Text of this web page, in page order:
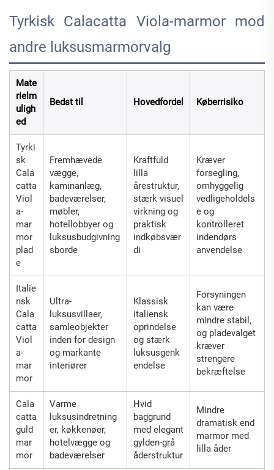
Tyrkisk Calacatta Viola-marmor mod
andre luksusmarmorvalg
Mate
rielm
uligh
ed
Bedst til Hovedfordel Køberrisiko
Tyrki
sk
Cala
catta
Viol
a-
mar
mor
plad
e
Fremhævede
vægge,
kaminanlæg,
badeværelser,
møbler,
hotellobbyer og
luksusbudgivning
sborde
Kraftfuld
lilla
årestruktur,
stærk visuel
virkning og
praktisk
indkøbsvær
di
Kræver
forsegling,
omhyggelig
vedligeholdels
e og
kontrolleret
indendørs
anvendelse
Italie
nsk
Cala
catta
Viol
a-
mar
mor
Ultra-
luksusvillaer,
samleobjekter
inden for design
og markante
interiører
Klassisk
italiensk
oprindelse
og stærk
luksusgenk
endelse
Forsyningen
kan være
mindre stabil,
og pladevalget
kræver
strengere
bekræftelse
Cala
catta
guld
mar
mor
Varme
luksusindretning
er, køkkenøer,
hotelvægge og
badeværelser
Hvid
baggrund
med elegant
gylden-grå
åderstruktur
Mindre
dramatisk end
marmor med
lilla åder